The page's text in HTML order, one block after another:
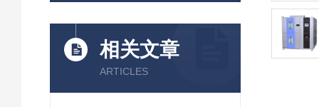
相关文章
ARTICLES